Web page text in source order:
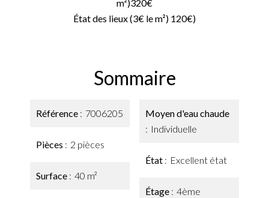
m²)320€
État des lieux (3€ le m²) 120€)
Sommaire
Référence 7006205
Pièces 2 pièces
Surface 40 m²
Moyen d'eau chaude
Individuelle
État Excellent état
Étage 4ème